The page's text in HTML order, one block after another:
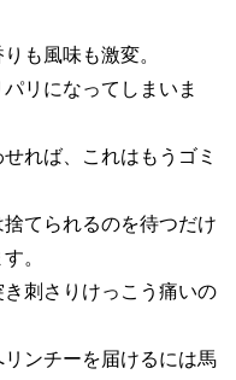
も風味も激変。
リになってしまいま
れば、これはもうゴミ
てられるのを待つだけ
。
刺さりけっこう痛いの
ンチーを届けるには馬